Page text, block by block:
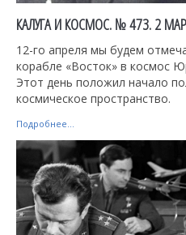
КАЛУГА И КОСМОС. № 473. 2
12-го апреля мы будем
корабле «Восток» в космос
Этот день положил начало
космическое пространство.
Подробнее...